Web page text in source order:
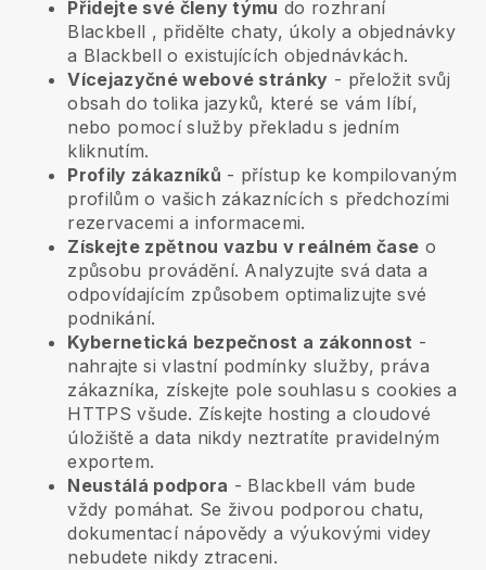
Přidejte své členy týmu do rozhraní
Blackbell , přidělte chaty, úkoly a objednávky
a Blackbell o existujících objednávkách.
Vícejazyčné webové stránky - přeložit svůj
obsah do tolika jazyků, které se vám líbí,
nebo pomocí služby překladu s jedním
kliknutím.
Profily zákazníků - přístup ke kompilovaným
profilům o vašich zákaznících s předchozími
rezervacemi a informacemi.
Získejte zpětnou vazbu v reálném čase o
způsobu provádění. Analyzujte svá data a
odpovídajícím způsobem optimalizujte své
podnikání.
Kybernetická bezpečnost a zákonnost -
nahrajte si vlastní podmínky služby, práva
zákazníka, získejte pole souhlasu s cookies a
HTTPS všude. Získejte hosting a cloudové
úložiště a data nikdy neztratíte pravidelným
exportem.
Neustálá podpora - Blackbell vám bude
vždy pomáhat. Se živou podporou chatu,
dokumentací nápovědy a výukovými videy
nebudete nikdy ztraceni.